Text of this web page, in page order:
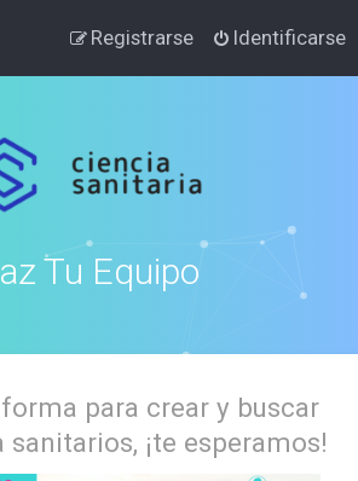
Identificarse
Registrarse
Tu Equipo
para crear y buscar
sanitarios, ¡te esperamos!